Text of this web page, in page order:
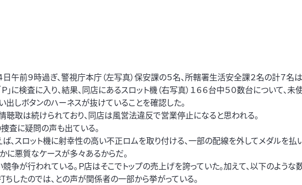
日午前９時過ぎ、警視庁本庁（左写真）保安課の５名、所轄署生活安全課２名の計７名
」に検査に入り、結果、同店にあるスロット機（右写真）１６６台中５０数台について、未
出しボタンのハーネスが抜けていることを確認した。
聴取は続けられており、同店は風営法違反で営業停止になると思われる。
捜査に疑問の声も出ている。
ば、スロット機に射幸性の高い不正ロムを取り付ける、一部の配線を外してメダルを払
に悪質なケースが多々あるからだ。
争が行われている。Ｐ店はそこでトップの売上げを誇っていた。加えて、以下のような
したのでは、との声が関係者の一部から挙がっている。